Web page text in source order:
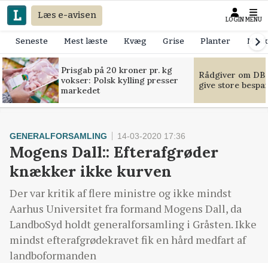
Læs e-avisen LOGIN MENU
Seneste Mest læste Kvæg Grise Planter
Prisgab på 20 kroner pr. kg
vokser: Polsk kylling presser
markedet
Rådgiver om
give store
GENERALFORSAMLING 14-03-2020 17:36
Mogens Dall:: Efterafgrøder
knækker ikke kurven
Der var kritik af flere ministre og ikke mindst
Aarhus Universitet fra formand Mogens Dall, da
LandboSyd holdt generalforsamling i Gråsten. Ikke
mindst efterafgrødekravet fik en hård medfart af
landboformanden